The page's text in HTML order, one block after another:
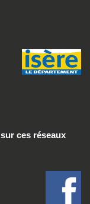
sur ces réseaux